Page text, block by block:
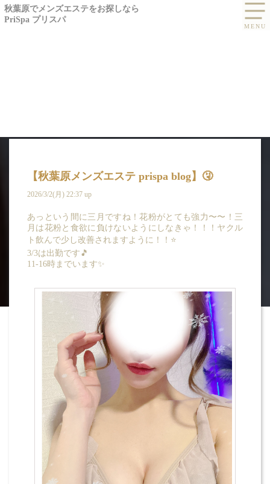
秋葉原でメンズエステをお探しなら
PriSpa プリスパ
BLOG
ブログ -白雪 かのん
【秋葉原メンズエステ prispa blog】️🤧
2026/3/2(月) 22:37 up
あっという間に三月ですね！花粉がとても強力〜〜！三
月は花粉と食欲に負けないようにしなきゃ！！！ヤクル
ト飲んで少し改善されますように！！⭐️
3/3は出勤です🎵
11-16時までいます✨